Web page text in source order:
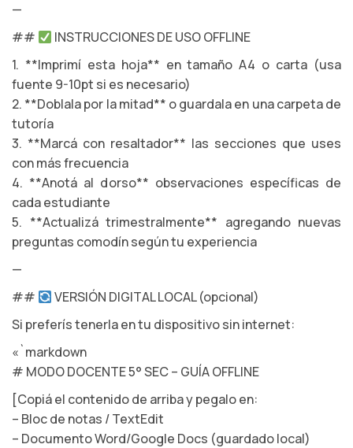
—
##
INSTRUCCIONES DE USO OFFLINE
1. **Imprimí esta hoja** en tamaño A4 o carta (usa
fuente 9-10pt si es necesario)
2. **Doblala por la mitad** o guardala en una carpeta de
tutoría
3. **Marcá con resaltador** las secciones que uses
con más frecuencia
4. **Anotá al dorso** observaciones específicas de
cada estudiante
5. **Actualizá trimestralmente** agregando nuevas
preguntas comodín según tu experiencia
—
##
VERSIÓN DIGITAL LOCAL (opcional)
Si preferís tenerla en tu dispositivo sin internet:
«`markdown
# MODO DOCENTE 5° SEC – GUÍA OFFLINE
[Copiá el contenido de arriba y pegalo en:
– Bloc de notas / TextEdit
– Documento Word/Google Docs (guardado local)